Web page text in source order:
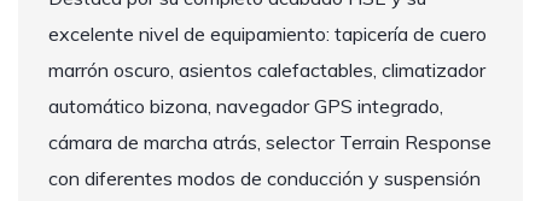
excelente nivel de equipamiento: tapicería de cuero
marrón oscuro, asientos calefactables, climatizador
automático bizona, navegador GPS integrado,
cámara de marcha atrás, selector Terrain Response
con diferentes modos de conducción y suspensión